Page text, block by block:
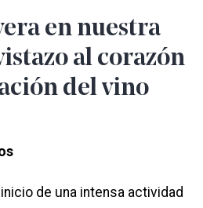
en nuestra
al corazón
del vino
de una intensa actividad